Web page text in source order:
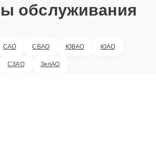
обслуживания
САО СВАО ЮВАО ЮАО
СЗАО ЗелАО